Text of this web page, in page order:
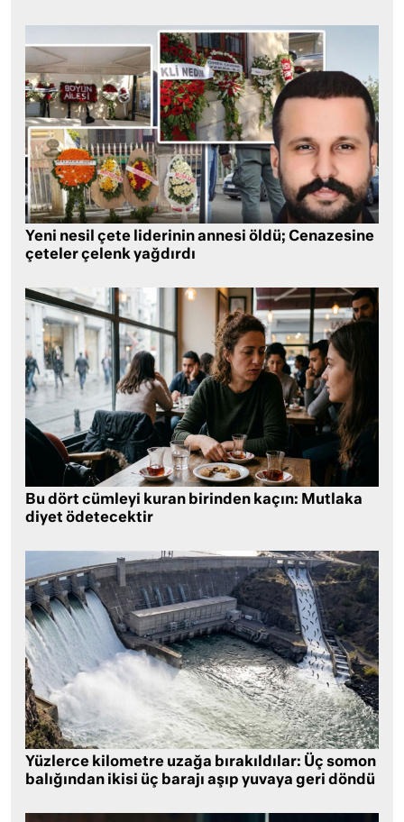
Yeni nesil çete liderinin annesi öldü; Cenazesine
çeteler çelenk yağdırdı
Bu dört cümleyi kuran birinden kaçın: Mutlaka
diyet ödetecektir
Yüzlerce kilometre uzağa bırakıldılar: Üç somon
balığından ikisi üç barajı aşıp yuvaya geri döndü